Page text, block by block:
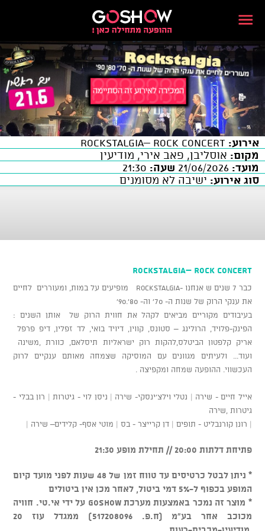
אירוע:
מקום: אוסליבן, פאב אירי, מודיעין
מועד:
שעה:
סוג אירוע: ישיבה לא מסומנים
Rockstalgia– Rock Concert
כבר 7 שנים ש אנחנו -Rockstalgia מופיעים על במות, ומעוררים לחיים
את ענקי הרוק של שנות ה- 70' וה- 80'.90'
בעיבודים מקוריים מביאים לקהל את חווית הרוק של אותן השנים :
הפינק-פלויד, הרולינג – סטונס, קווין, דיויד בואי, לד זפלין, דיפ פרפל
אריק קלפטון הביטלס,להקות רוק ישראליות תיסלאם, כוורת ,משינה
ועוד... ולעיתים מגוונים עם המוסיקה שצמחה מאותם ענקיים לרוק
העכשווי. ההופעה שמחה ומקפיצה .
אייל חיים - שירה | נטלי וילצ'ינסקי- שירה | ניסן לוי - גיטרות | רון בבלי -
גיטרות ,שירה
| רונן קורנבליט - תופים | דן קרייצר - בס | מוטי אסף- קלידים– שירה |
פתיחת דלתות 20:00 // תחילת מופע 21:30
* ניתן לבטל כרטיסים עד טווח זמן של 48 שעות לפני מועד קיום
המופע בכפוף ל-5% דמי ביטול, לאחר מכן אין ביטולים
* מוצר זה נמכר באמצעות מערכת GOSHOW על ידי אי.טי. חוויה
מכוכב אחר בע"מ (ח.פ. 517208096) ממגדל עוז 20